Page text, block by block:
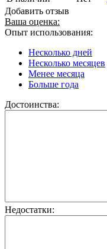
Добавить отзыв
Ваша оценка:
Опыт использования:
Несколько дней
Несколько месяцев
Менее месяца
Больше года
Достоинства:
Недостатки: